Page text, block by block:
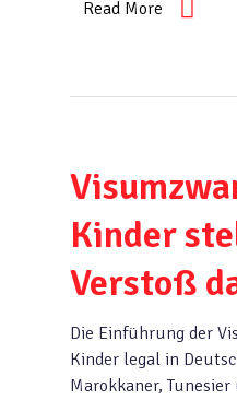
Read More
Kinder
Verstoß
Die Einführung der
Kinder legal in
Marokkaner,